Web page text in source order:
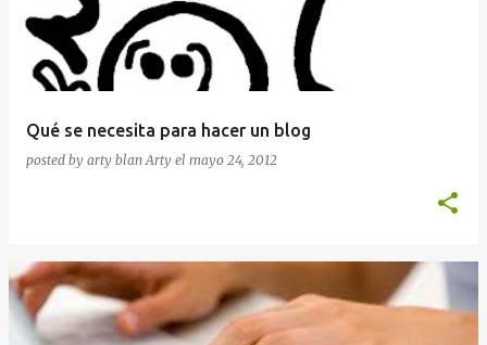
Qué se necesita para hacer un blog
posted by arty blanArty el mayo 24, 2012